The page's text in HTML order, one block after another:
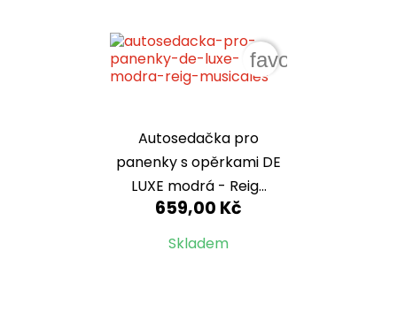
Autosedačka pro
panenky s opěrkami DE
LUXE modrá - Reig...
659,00 Kč
Skladem
favorite_border